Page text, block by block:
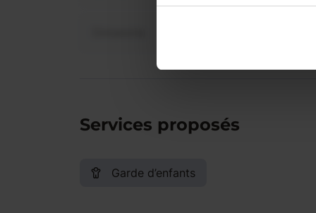
Services proposés
Garde d’enfants